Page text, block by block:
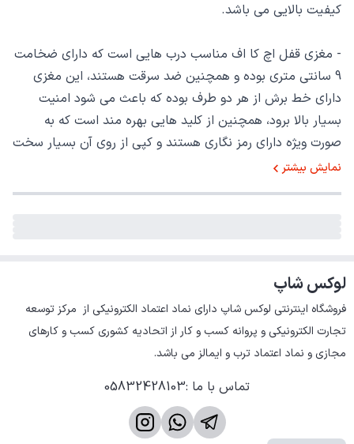
کیفیت بالایی می باشد.
- مغزی قفل اچ کا اف مناسب درب هایی است که دارای ضخامت
9 سانتی متری بوده و همچنین ضد سرقت هستند، این مغزی
دارای خط برش از هر دو طرف بوده که باعث می شود امنیت
بسیار بالا برود، همچنین از کلید هایی بهره مند است که به
صورت ویژه دارای رمز نگاری هستند و کپی از روی آن بسیار سخت
است.
نمایش بیشتر
لوکس شاپ
مجازی و نماد اعتماد ترب و ایمالز می باشد.
تماس با ما :
05832428103